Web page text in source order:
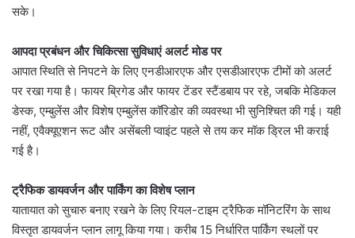
सके।
आपदा प्रबंधन और चिकित्सा सुविधाएं अलर्ट मोड पर
आपात स्थिति से निपटने के लिए एनडीआरएफ और एसडीआरएफ टीमों को अलर्ट
पर रखा गया है। फायर ब्रिगेड और फायर टेंडर स्टैंडबाय पर रहे, जबकि मेडिकल
डेस्क, एम्बुलेंस और विशेष एम्बुलेंस कॉरिडोर की व्यवस्था भी सुनिश्चित की गई। यही
नहीं, एवैक्यूएशन रूट और असेंबली प्वाइंट पहले से तय कर मॉक ड्रिल भी कराई
गई है।
ट्रैफिक डायवर्जन और पार्किंग का विशेष प्लान
यातायात को सुचारु बनाए रखने के लिए रियल-टाइम ट्रैफिक मॉनिटरिंग के साथ
विस्तृत डायवर्जन प्लान लागू किया गया। करीब 15 निर्धारित पार्किंग स्थलों पर